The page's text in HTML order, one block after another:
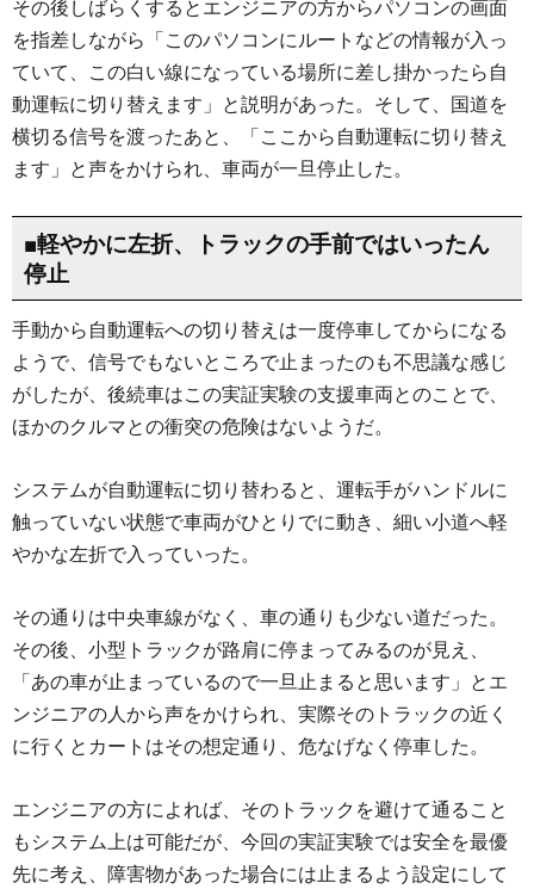
その後しばらくするとエンジニアの方からパソコンの画面
を指差しながら「このパソコンにルートなどの情報が入っ
ていて、この白い線になっている場所に差し掛かったら自
動運転に切り替えます」と説明があった。そして、国道を
横切る信号を渡ったあと、「ここから自動運転に切り替え
ます」と声をかけられ、車両が一旦停止した。
■軽やかに左折、トラックの手前ではいったん
停止
手動から自動運転への切り替えは一度停車してからになる
ようで、信号でもないところで止まったのも不思議な感じ
がしたが、後続車はこの実証実験の支援車両とのことで、
ほかのクルマとの衝突の危険はないようだ。
システムが自動運転に切り替わると、運転手がハンドルに
触っていない状態で車両がひとりでに動き、細い小道へ軽
やかな左折で入っていった。
その通りは中央車線がなく、車の通りも少ない道だった。
その後、小型トラックが路肩に停まってみるのが見え、
「あの車が止まっているので一旦止まると思います」とエ
ンジニアの人から声をかけられ、実際そのトラックの近く
に行くとカートはその想定通り、危なげなく停車した。
エンジニアの方によれば、そのトラックを避けて通ること
もシステム上は可能だが、今回の実証実験では安全を最優
先に考え、障害物があった場合には止まるよう設定にして